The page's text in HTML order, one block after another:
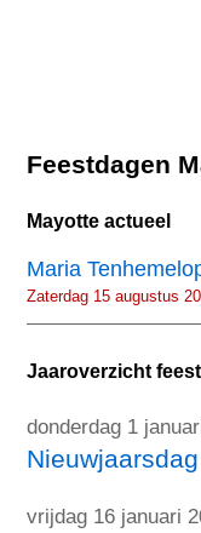
Feestdagen
Mayotte actueel
Maria
Zaterdag 15 augustus
Jaaroverzicht
donderdag 1
Nieuwjaarsdag
vrijdag 16 januari